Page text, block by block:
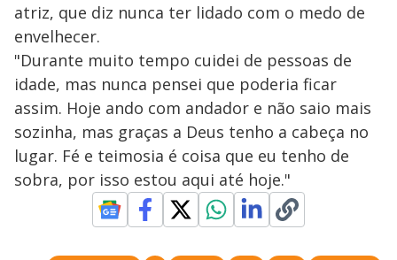
atriz, que diz nunca ter lidado com o medo de
envelhecer.
"Durante muito tempo cuidei de pessoas de
idade, mas nunca pensei que poderia ficar
assim. Hoje ando com andador e não saio mais
sozinha, mas graças a Deus tenho a cabeça no
lugar. Fé e teimosia é coisa que eu tenho de
sobra, por isso estou aqui até hoje."